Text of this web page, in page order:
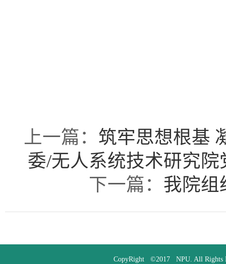
上一篇： 筑牢思想根基
委/无人系统技术研究
下一篇： 我院组
CopyRight ©2017 NPU. All Rights